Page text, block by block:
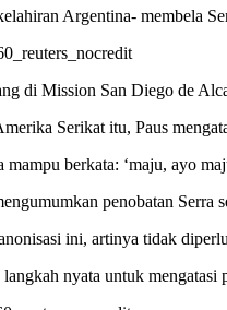
Argentina- membela
di Mission San Diego de
Serikat itu, Paus
berkata: ‘maju, ayo
penobatan
ini, artinya tidak
nyata untuk